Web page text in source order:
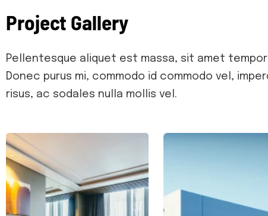
Project Gallery
Pellentesque aliquet est massa, sit amet
Donec purus mi, commodo id commodo vel,
risus, ac sodales nulla mollis vel.